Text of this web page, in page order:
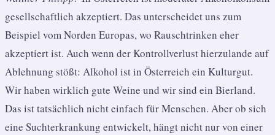
gesellschaftlich akzeptiert. Das unterscheidet uns zum
Beispiel vom Norden Europas, wo Rauschtrinken eher
akzeptiert ist. Auch wenn der Kontrollverlust hierzulande auf
Ablehnung stößt: Alkohol ist in Österreich ein Kulturgut.
Wir haben wirklich gute Weine und wir sind ein Bierland.
Das ist tatsächlich nicht einfach für Menschen. Aber ob sich
eine Suchterkrankung entwickelt, hängt nicht nur von einer